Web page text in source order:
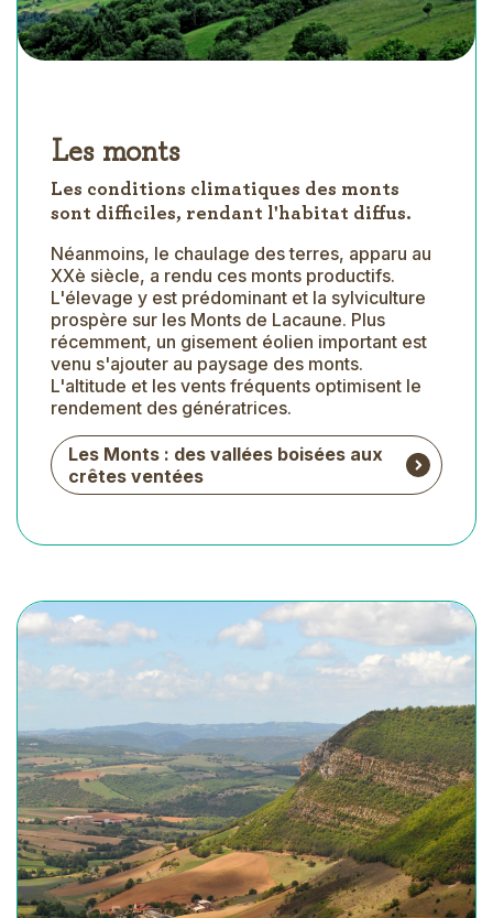
Les monts
Les conditions climatiques des monts
sont difficiles, rendant l'habitat diffus.
Néanmoins, le chaulage des terres, apparu au
XXè siècle, a rendu ces monts productifs.
L'élevage y est prédominant et la sylviculture
prospère sur les Monts de Lacaune. Plus
récemment, un gisement éolien important est
venu s'ajouter au paysage des monts.
L'altitude et les vents fréquents optimisent le
rendement des génératrices.
Les Monts : des vallées boisées aux
crêtes ventées